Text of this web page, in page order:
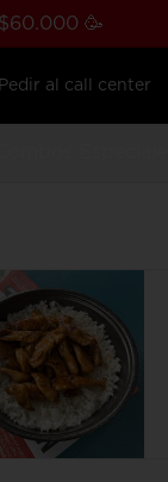
🥳
Pedir al call center